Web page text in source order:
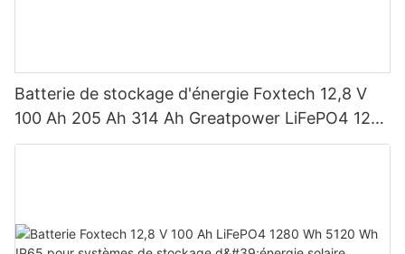
Batterie de stockage d'énergie Foxtech 12,8 V
100 Ah 205 Ah 314 Ah Greatpower LiFePO4 1280
Wh-5120 Wh IP65